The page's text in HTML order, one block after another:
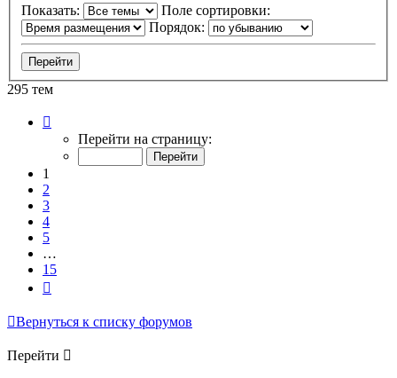
Показать:
Поле сортировки:
Порядок:
295 тем
Перейти на страницу:
1
2
3
4
5
…
15
Вернуться к списку форумов
Перейти